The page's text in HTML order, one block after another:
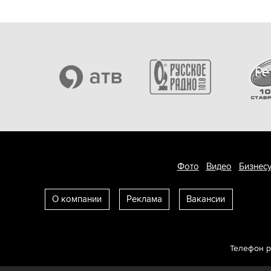
Фото Видео
О компании Реклама Вакансии
Телефон